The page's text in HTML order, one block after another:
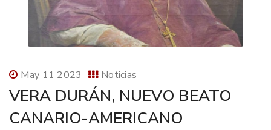
May 11 2023 Noticias
VERA DURÁN, NUEVO BEATO
CANARIO-AMERICANO